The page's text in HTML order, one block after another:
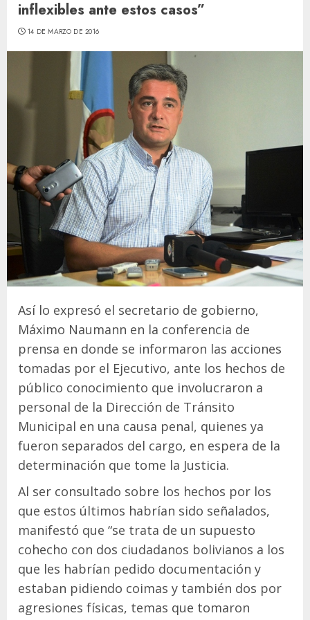
inflexibles ante estos casos”
14 DE MARZO DE 2016
Así lo expresó el secretario de gobierno,
Máximo Naumann en la conferencia de
prensa en donde se informaron las acciones
tomadas por el Ejecutivo, ante los hechos de
público conocimiento que involucraron a
personal de la Dirección de Tránsito
Municipal en una causa penal, quienes ya
fueron separados del cargo, en espera de la
determinación que tome la Justicia.
Al ser consultado sobre los hechos por los
que estos últimos habrían sido señalados,
manifestó que “se trata de un supuesto
cohecho con dos ciudadanos bolivianos a los
que les habrían pedido documentación y
estaban pidiendo coimas y también dos por
agresiones físicas, temas que tomaron